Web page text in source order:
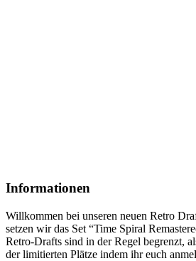
Informationen
Willkommen bei unseren neuen Retro
setzen wir das Set “Time Spiral
Retro-Drafts sind in der Regel begrenzt,
der limitierten Plätze indem ihr euch